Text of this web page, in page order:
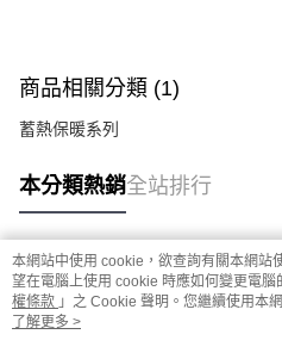
商品相關分類 (1)
蓄熱保暖系列
本分類熱銷全站排行
熱門標籤
本網站中使用 cookie，欲查詢有關本網站
望在電腦上使用 cookie 時應如何變更電腦
權條款 」之 Cookie 聲明。您繼續使用本
用條款之 Cookie 聲明使用 cookie。
了解更多 >